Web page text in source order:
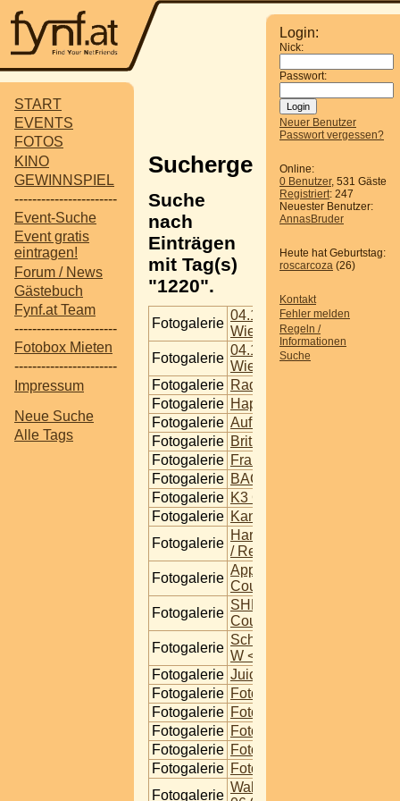
START
EVENTS
FOTOS
KINO
GEWINNSPIEL
-----------------------
Event-Suche
Event gratis
eintragen!
Forum / News
Gästebuch
Fynf.at Team
-----------------------
Fotobox Mieten
-----------------------
Impressum
Neue Suche
Alle Tags
Login:
Nick:
Passwort:
Neuer Benutzer
Passwort vergessen?
Online:
0 Benutzer, 531 Gäste
Registriert: 247
Neuester Benutzer:
AnnasBruder
Heute hat Geburtstag:
roscarcoza (26)
Kontakt
Fehler melden
Regeln /
Informationen
Suche
Suchergebnisse
Suche
nach
Einträgen
mit Tag(s)
"1220".
Fotogalerie
04.12.2009 Wien -
Wien
Fotogalerie
04.12.2009Wien -
Wien Location
Fotogalerie Radio Wien
Fotogalerie Happy Birthday
Fotogalerie Aufreisszone
Fotogalerie Brithday Special
Fotogalerie Frauensache
Fotogalerie BACK to SCHOOL
Fotogalerie K3 Gewerbe Stadtlau
Fotogalerie Kandi Coulture @ Club
Fotogalerie
Harley Days auf der
/ Reichsbrücke
Fotogalerie
Appsolut Couture @ Club
Couture
Fotogalerie
SHM - Double Trouble im
Couture
Fotogalerie
Schatzi Flash @
W < 22 Bez
Fotogalerie Juicy @ Club Couture
Fotogalerie Fotoshooting 30.03.2013
Fotogalerie Fotoshooting 30.03.2013
Fotogalerie Fotoshooting 30.03.2013
Fotogalerie Fotoshooting 30.03.2013
Fotogalerie Fotoshooting 30.03.2013
Fotogalerie
Wakeboard Contest